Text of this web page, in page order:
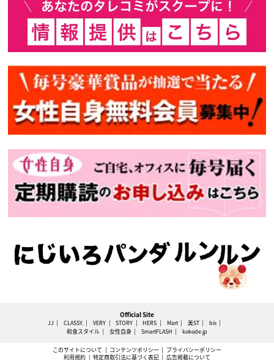
Official Site
JJ CLASSY. VERY STORY HERS Mart 美ST
bis
和食スタイル
女性自身 SmartFLASH kokode.jp
このサイトについて コンテンツポリシー
プライバシーポリシー
利用規約
特定商取引法に基づく表記 広告掲載について